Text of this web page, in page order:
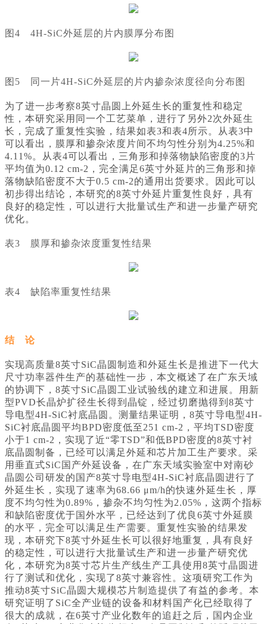
图4 4H-SiC外延层的片内膜厚分布图
图5 同一片4H-SiC外延层的片内掺杂浓度径向分布图
为了进一步考察8英寸晶圆上外延生长的重复性和稳定
性，本研究采用同一个工艺菜单，进行了另外2次外延生
长，完成了重复性实验，结果如表3和表4所示。从表3中
可以看出，膜厚和掺杂浓度片间不均匀性分别为4.25%和
4.11%。从表4可以看出，三角形和掉落物缺陷密度的3片
平均值为0.12 cm-2，完全满足6英寸外延片的三角形和掉
落物缺陷密度不大于0.5 cm-2的通用出货要求。因此可以
初步得出结论，本研究的8英寸外延片重复性良好，具有
良好的稳定性，可以进行大批量试生产和进一步量产研究
优化。
表3 膜厚和掺杂浓度重复性结果
表4 缺陷率重复性结果
结 论
实现高质量8英寸SiC晶圆制造和外延生长是推进下一代大
尺寸功率器件生产的基础性一步，本文概述了在广东天域
的协调下，8英寸SiC晶圆工业试验线的建立和进展。用新
型PVD长晶炉扩径生长得到晶锭，经过切磨抛得到8英寸
导电型4H-SiC衬底晶圆。测量结果证明，8英寸导电型4H-
SiC衬底晶圆平均BPD密度低至251 cm-2，平均TSD密度
小于1 cm-2，实现了近“零TSD”和低BPD密度的8英寸衬
底晶圆制备，已经可以满足外延和芯片加工生产要求。采
用垂直式SiC国产外延设备，在广东天域实验室中对南砂
晶圆公司研发的国产8英寸导电型4H-SiC衬底晶圆进行了
外延生长，实现了速率为68.66 μm/h的快速外延生长，厚
度不均匀性为0.89%，掺杂不均匀性为2.05%，这两个指标
和缺陷密度优于国外水平，已经达到了优良6英寸外延膜
的水平，完全可以满足生产需要。重复性实验的结果发
现，本研究下8英寸外延生长可以很好地重复，具有良好
的稳定性，可以进行大批量试生产和进一步量产研究优
化，本研究为8英寸芯片生产线生产工具使用8英寸晶圆进
行了测试和优化，实现了8英寸兼容性。这项研究工作为
推动8英寸SiC晶圆大规模芯片制造提供了有益的参考。本
研究证明了SiC全产业链的设备和材料国产化已经取得了
很大的成就，在6英寸产业化数年的追赶之后，国内企业